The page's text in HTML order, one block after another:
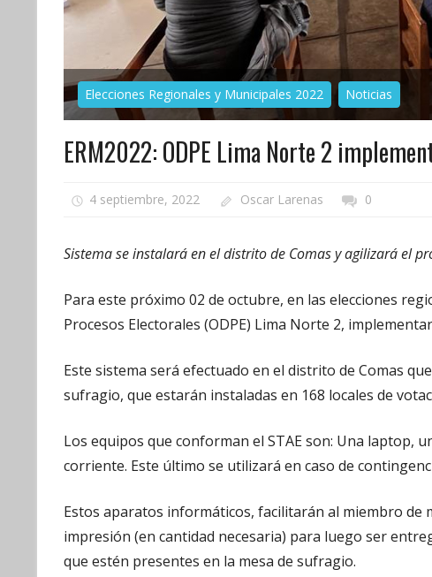
Elecciones Regionales y Municipales 2022 Noticias
ERM2022: ODPE Lima Norte 2
4 septiembre, 2022 Oscar Larenas 0
Sistema se instalará en el distrito de Comas y agilizará el
Para este próximo 02 de octubre, en las elecciones
Procesos Electorales (ODPE) Lima Norte 2,
Este sistema será efectuado en el distrito de Comas
sufragio, que estarán instaladas en 168 locales de
Los equipos que conforman el STAE son: Una laptop,
corriente. Este último se utilizará en caso de
Estos aparatos informáticos, facilitarán al miembro de
impresión (en cantidad necesaria) para luego ser
que estén presentes en la mesa de sufragio.